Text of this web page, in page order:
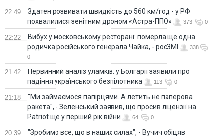
22:49
Здатен розвивати швидкість до 560 км/год - у РФ
похвалилися зенітним дроном «Астра-ППО»
373 0
22:22
Вибух у московському ресторані: померла ще одна
родичка російського генерала Чайка, - росЗМІ
338
0
21:42
Первинний аналіз уламків: у Болгарії заявили про
падіння українського безпілотника
113 0
21:18
"Ми займаємося папірцями. А летить не паперова
ракета", - Зеленський заявив, що просив ліцензії на
Patriot ще у перший рік війни
64 0
20:39
"Зробимо все, що в наших силах", - Вучич обіцяв